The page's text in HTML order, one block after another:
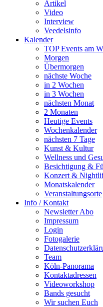
Artikel
Video
Interview
Veedelsinfo
Kalender
TOP Events am
Morgen
Übermorgen
nächste Woche
in 2 Wochen
in 3 Wochen
nächsten Monat
2 Monaten
Heutige Events
Wochenkalender
nächsten 7 Tage
Kunst & Kultur
Wellness und
Besichtigung &
Konzert &
Monatskalender
Veranstaltungsorte
Info / Kontakt
Newsletter Abo
Impressum
Login
Fotogalerie
Team
Köln-Panorama
Kontaktadressen
Videoworkshop
Bands gesucht
Wir suchen Euch